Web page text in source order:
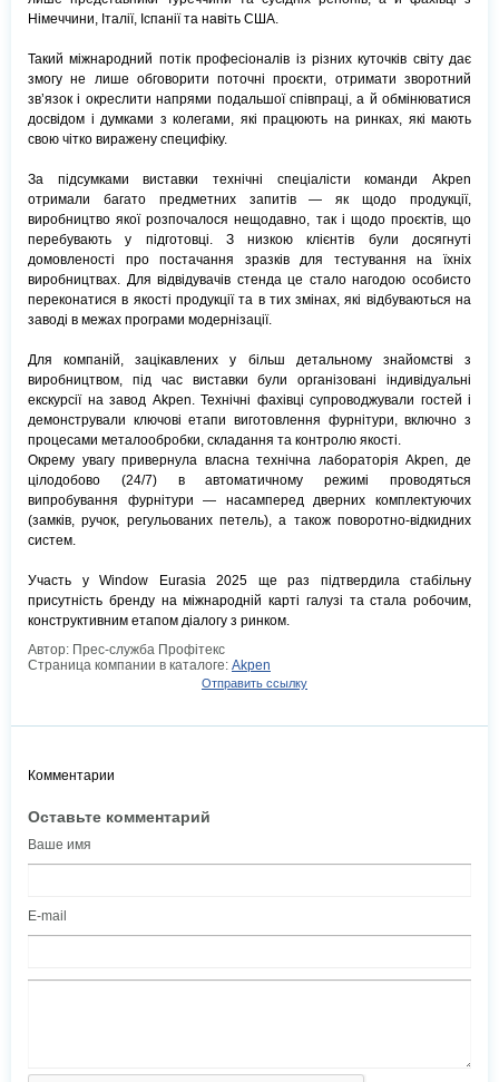
Німеччини, Італії, Іспанії та навіть США.
Такий міжнародний потік професіоналів із різних куточків світу дає
змогу не лише обговорити поточні проєкти, отримати зворотний
зв’язок і окреслити напрями подальшої співпраці, а й обмінюватися
досвідом і думками з колегами, які працюють на ринках, які мають
свою чітко виражену специфіку.
За підсумками виставки технічні спеціалісти команди Akpen
отримали багато предметних запитів — як щодо продукції,
виробництво якої розпочалося нещодавно, так і щодо проєктів, що
перебувають у підготовці. З низкою клієнтів були досягнуті
домовленості про постачання зразків для тестування на їхніх
виробництвах. Для відвідувачів стенда це стало нагодою особисто
переконатися в якості продукції та в тих змінах, які відбуваються на
заводі в межах програми модернізації.
Для компаній, зацікавлених у більш детальному знайомстві з
виробництвом, під час виставки були організовані індивідуальні
екскурсії на завод Akpen. Технічні фахівці супроводжували гостей і
демонстрували ключові етапи виготовлення фурнітури, включно з
процесами металообробки, складання та контролю якості.
Окрему увагу привернула власна технічна лабораторія Akpen, де
цілодобово (24/7) в автоматичному режимі проводяться
випробування фурнітури — насамперед дверних комплектуючих
(замків, ручок, регульованих петель), а також поворотно-відкидних
систем.
Участь у Window Eurasia 2025 ще раз підтвердила стабільну
присутність бренду на міжнародній карті галузі та стала робочим,
конструктивним етапом діалогу з ринком.
Автор: Прес-служба Профітекс
Страница компании в каталоге: Akpen
Отправить ссылку
Комментарии
Оставьте комментарий
Ваше имя
E-mail